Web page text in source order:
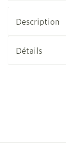
Description
Détails